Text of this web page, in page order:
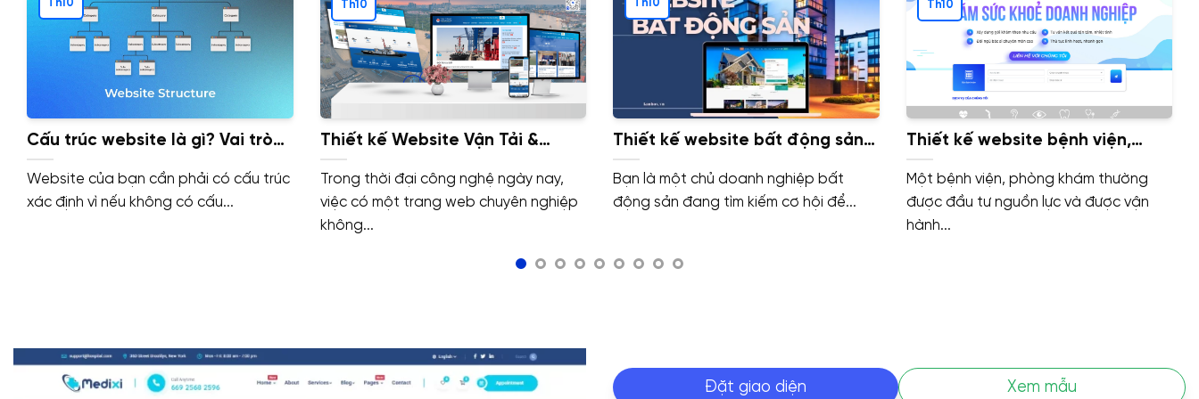
Cấu trúc website là gì? Vai trò
và Cách xây dựng cấu trúc
website.
Website của bạn cần phải có cấu trúc
xác định vì nếu không có cấu...
Th10
Thiết kế Website Vận Tải &
Logistic Chuyên Nghiệp cho
Doanh Nghiệp
Trong thời đại công nghệ ngày nay,
việc có một trang web chuyên nghiệp
không...
Th10
Thiết kế website bất động sản
chuyển đổi cao. Chuẩn SEO, Tốc
độ cao
Bạn là một chủ doanh nghiệp bất
động sản đang tìm kiếm cơ hội để...
Th10
Thiết kế website bệnh viện,
phòng khám, y tế chuyên
nghiệp, chất lượng
Một bệnh viện, phòng khám thường
được đầu tư nguồn lực và được vận
hành...
Th10
Đặt giao diện Xem mẫu